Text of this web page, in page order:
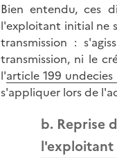
Bien entendu, ces
l'exploitant initial ne
transmission :
transmission, ni le
l'article 199 undecies
s'appliquer lors de
b. Reprise